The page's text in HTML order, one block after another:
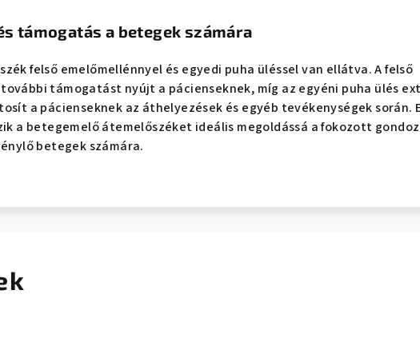
támogatás a betegek számára
felső emelőmellénnyel és egyedi puha üléssel van ellátva. A felső
támogatást nyújt a pácienseknek, míg az egyéni puha ülés
a pácienseknek az áthelyezések és egyéb tevékenységek során.
a betegemelő átemelőszéket ideális megoldássá a fokozott
betegek számára.